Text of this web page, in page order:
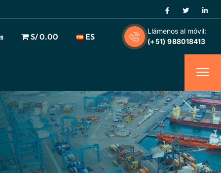
S/ 0.00 ES
Llámenos al móvil:
(+51) 988018413